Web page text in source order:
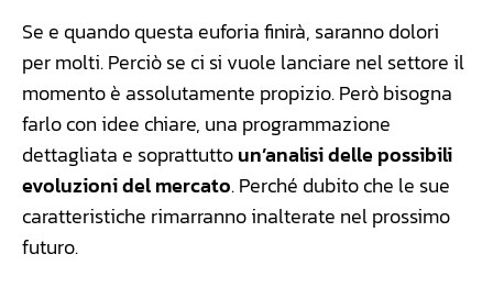
Se e quando questa euforia finirà, saranno dolori
per molti. Perciò se ci si vuole lanciare nel settore il
momento è assolutamente propizio. Però bisogna
farlo con idee chiare, una programmazione
dettagliata e soprattuttoun’analisi delle possibili
evoluzioni del mercato. Perché dubito che le sue
caratteristiche rimarranno inalterate nel prossimo
futuro.